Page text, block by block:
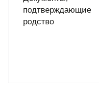
подтверждающие
родство